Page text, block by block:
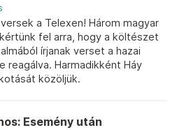
a Telexen! Három magyar
fel arra, hogy a költészet
írjanak verset a hazai
reagálva. Harmadikként Háy
közöljük.
Esemény után